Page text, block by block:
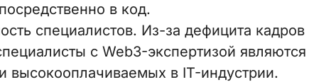
в код.
специалистов. Из-за дефицита кадров
с Web3-экспертизой
высокооплачиваемых в IT-индустрии.